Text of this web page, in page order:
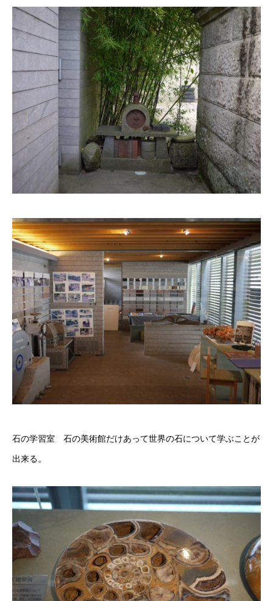
石の学習室 石の美術館だけあって世界の石について学ぶことが
出来る。